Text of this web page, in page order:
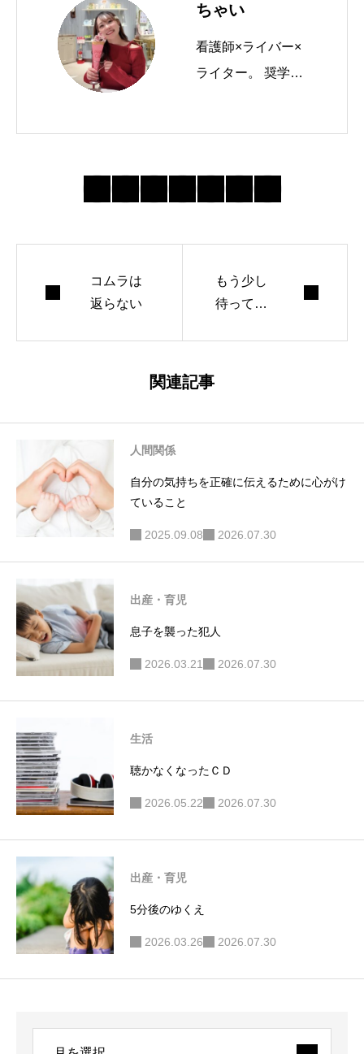
ちゃい
看護師×ライバー×
ライター。 奨学金
しました。 恋愛、
お金、人間関係。
り添えるエッセイ
をお届けできたら
コムラは
返らない
もう少し
待って
関連記事
人間関係
自分の気持ちを正確に伝えるために心がけ
ていること
2025.09.08 2026.07.30
出産・育児
息子を襲った犯人
2026.03.21 2026.07.30
生活
聴かなくなったＣＤ
2026.05.22 2026.07.30
出産・育児
5分後のゆくえ
2026.03.26 2026.07.30